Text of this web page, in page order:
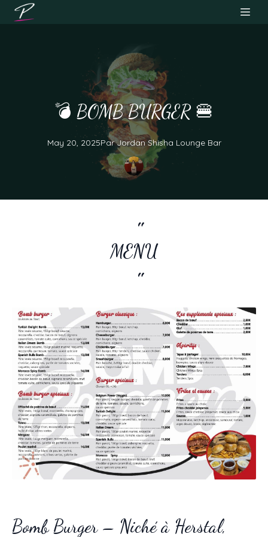
💣 BOMB BURGER 🍔
May 20, 2025Par Jordan Shisha Lounge Bar
MENU
Bomb Burger – Niché à Herstal,